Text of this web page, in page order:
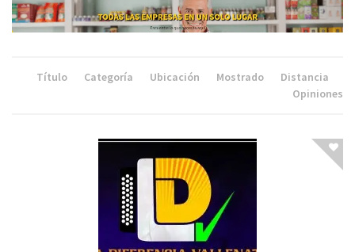
Título Categoría Ubicación Mostrado
Distancia
Opiniones